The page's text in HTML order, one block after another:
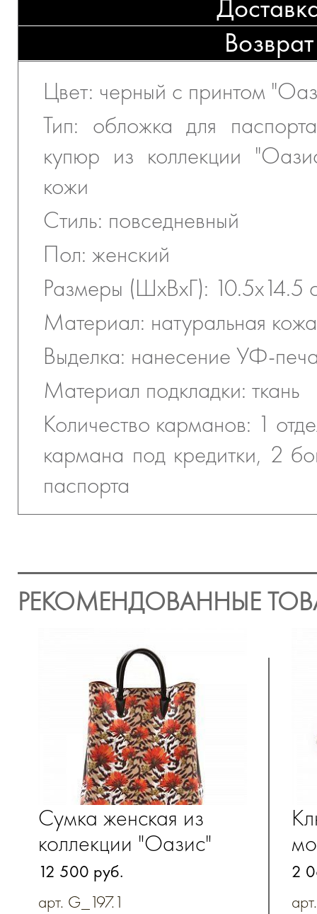
Возврат
Цвет: черный с принтом
Тип: обложка для
купюр из коллекции
кожи
Стиль: повседневный
Пол: женский
Размеры (ШхВхГ): 10.5х14.5
Материал: натуральная кожа
Выделка: нанесение УФ-
Материал подкладки: ткань
Количество карманов: 1
кармана под кредитки, 2
паспорта
РЕКОМЕНДОВАННЫЕ
Сумка женская из
коллекции "Оазис"
12 500 руб.
арт. G_197.1
c
2